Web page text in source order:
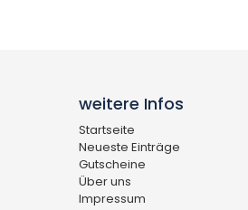
weitere Infos
Startseite
Neueste Einträge
Gutscheine
Über uns
Impressum